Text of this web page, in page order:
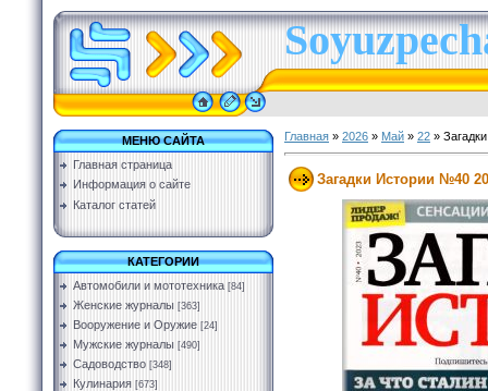
МЕНЮ САЙТА
Главная страница
Информация о сайте
Каталог статей
КАТЕГОРИИ
Автомобили и мототехника [84]
Женские журналы [363]
Вооружение и Оружие [24]
Мужские журналы [490]
Садоводство [348]
Кулинария [673]
Главная » 2026 » Май » 22 »
Загадки Истории №40